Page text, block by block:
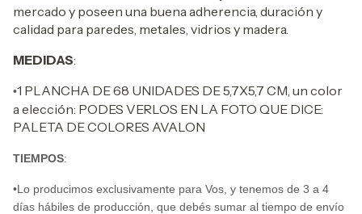
mercado y poseen una buena adherencia, duración y
calidad para paredes, metales, vidrios y madera.
MEDIDAS:
•1 PLANCHA DE 68 UNIDADES DE 5,7X5,7 CM, un color
a elección: PODES VERLOS EN LA FOTO QUE DICE:
PALETA DE COLORES AVALON
TIEMPOS:
•Lo producimos exclusivamente para Vos, y tenemos de 3 a 4
días hábiles de producción, que debés sumar al tiempo de envío